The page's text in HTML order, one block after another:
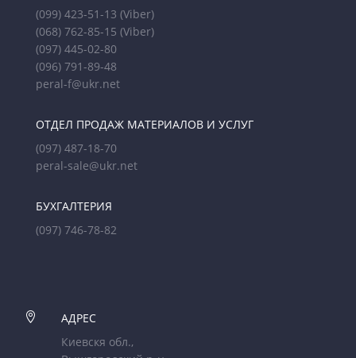
(099) 423-51-13 (Viber)
(068) 762-85-15 (Viber)
(097) 445-02-80
(096) 791-89-48
peral-f@ukr.net
ОТДЕЛ ПРОДАЖ МАТЕРИАЛОВ И УСЛУГ
(097) 487-18-70
peral-sale@ukr.net
БУХГАЛТЕРИЯ
(097) 746-78-82

АДРЕС
Киевскя обл.,